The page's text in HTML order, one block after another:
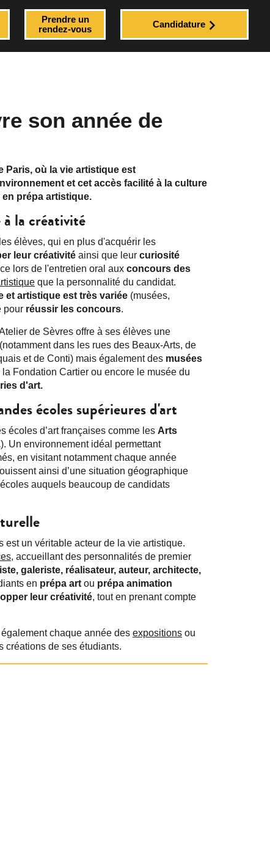
Prendre un
rendez-vous
Candidature
son année de
Paris, où la vie artistique est
et cet accès facilité à la culture
prépa artistique.
la créativité
élèves, qui en plus d'acquérir les
leur créativitéainsi que leur curiosité
lors de l'entretien oral aux concours des
que la personnalité du candidat.
et artistique est très variée(musées,
pour réussir les concours.
de Sèvres offre à ses élèves une
dans les rues des Beaux-Arts, de
et de Conti) mais également des musées
Fondation Cartier ou encore le musée du
d'art.
écoles supérieures d'art
écoles d’art françaises comme les Arts
Un environnement idéal permettant
en visitant notamment chaque année
ainsi d’une situation géographique
auquels beaucoup de candidats
est un véritable acteur de la vie artistique.
, accueillant des personnalités de premier
galeriste, réalisateur, auteur, architecte,
en prépa artou prépa animation
leur créativité, tout en prenant compte
chaque année des expositionsou
créations de ses étudiants.